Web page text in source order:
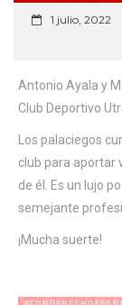
1 julio, 2022
Antonio Ayala y
Club Deportivo
Los palaciegos
club para aportar
de él. Es un lujo
semejante
¡Mucha suerte!